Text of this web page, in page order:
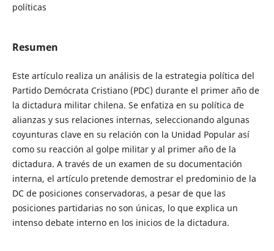
políticas
Resumen
Este artículo realiza un análisis de la estrategia política del
Partido Demócrata Cristiano (PDC) durante el primer año de
la dictadura militar chilena. Se enfatiza en su política de
alianzas y sus relaciones internas, seleccionando algunas
coyunturas clave en su relación con la Unidad Popular así
como su reacción al golpe militar y al primer año de la
dictadura. A través de un examen de su documentación
interna, el artículo pretende demostrar el predominio de la
DC de posiciones conservadoras, a pesar de que las
posiciones partidarias no son únicas, lo que explica un
intenso debate interno en los inicios de la dictadura.